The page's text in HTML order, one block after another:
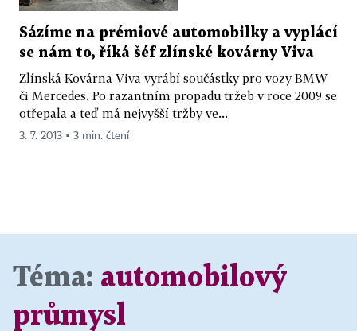
Sázíme na prémiové automobilky a vyplácí
se nám to, říká šéf zlínské kovárny Viva
Zlínská Kovárna Viva vyrábí součástky pro vozy BMW
či Mercedes. Po razantním propadu tržeb v roce 2009 se
otřepala a teď má nejvyšší tržby ve...
3. 7. 2013 ▪ 3 min. čtení
Téma: automobilový
průmysl